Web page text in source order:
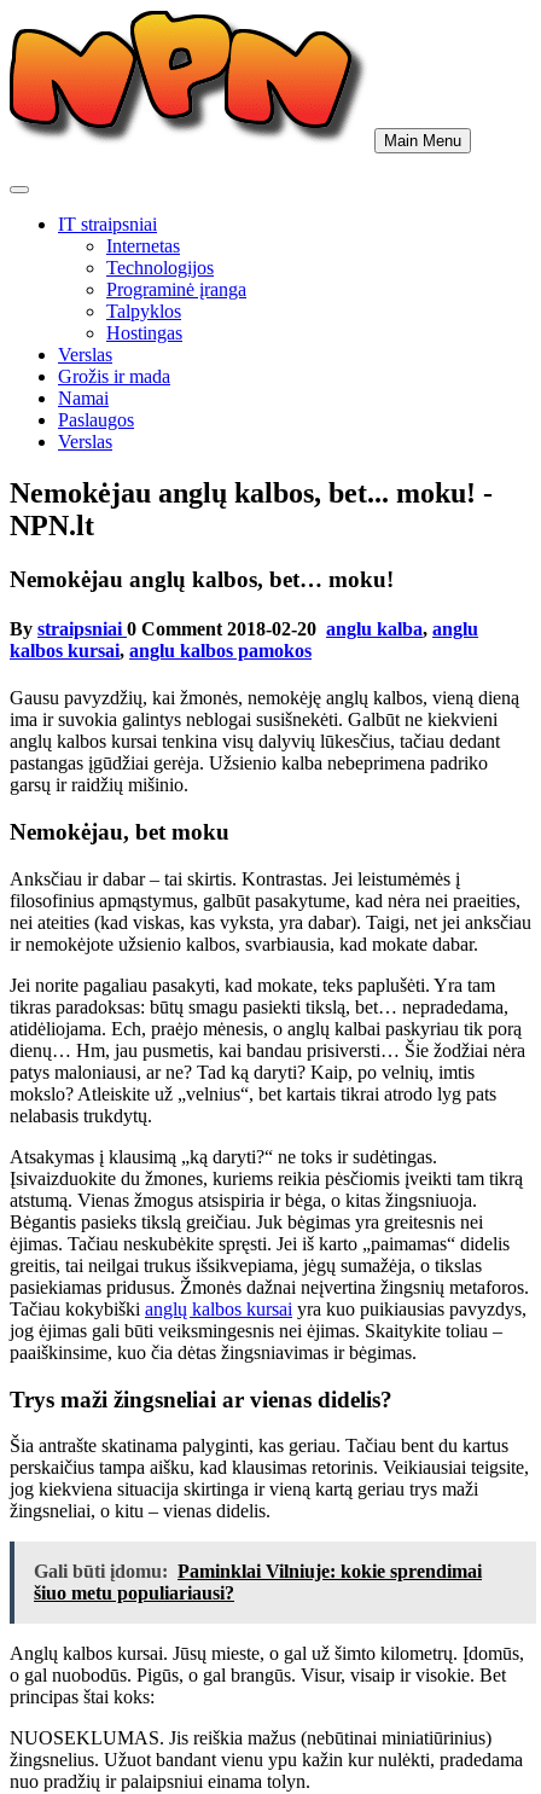
to
content
Main Menu
IT straipsniai
Internetas
Technologijos
Programinė įranga
Talpyklos
Hostingas
Verslas
Grožis ir mada
Namai
Paslaugos
Verslas
Nemokėjau anglų kalbos, bet... moku! -
NPN.lt
Nemokėjau anglų kalbos, bet… moku!
By straipsniai 0 Comment 2018-02-20 anglu kalba, anglu
kalbos kursai, anglu kalbos pamokos
Gausu pavyzdžių, kai žmonės, nemokėję anglų kalbos, vieną dieną
ima ir suvokia galintys neblogai susišnekėti. Galbūt ne kiekvieni
anglų kalbos kursai tenkina visų dalyvių lūkesčius, tačiau dedant
pastangas įgūdžiai gerėja. Užsienio kalba nebeprimena padriko
garsų ir raidžių mišinio.
Nemokėjau, bet moku
Anksčiau ir dabar – tai skirtis. Kontrastas. Jei leistumėmės į
filosofinius apmąstymus, galbūt pasakytume, kad nėra nei praeities,
nei ateities (kad viskas, kas vyksta, yra dabar). Taigi, net jei anksčiau
ir nemokėjote užsienio kalbos, svarbiausia, kad mokate dabar.
Jei norite pagaliau pasakyti, kad mokate, teks paplušėti. Yra tam
tikras paradoksas: būtų smagu pasiekti tikslą, bet… nepradedama,
atidėliojama. Ech, praėjo mėnesis, o anglų kalbai paskyriau tik porą
dienų… Hm, jau pusmetis, kai bandau prisiversti… Šie žodžiai nėra
patys maloniausi, ar ne? Tad ką daryti? Kaip, po velnių, imtis
mokslo? Atleiskite už „velnius“, bet kartais tikrai atrodo lyg pats
nelabasis trukdytų.
Atsakymas į klausimą „ką daryti?“ ne toks ir sudėtingas.
Įsivaizduokite du žmones, kuriems reikia pėsčiomis įveikti tam tikrą
atstumą. Vienas žmogus atsispiria ir bėga, o kitas žingsniuoja.
Bėgantis pasieks tikslą greičiau. Juk bėgimas yra greitesnis nei
ėjimas. Tačiau neskubėkite spręsti. Jei iš karto „paimamas“ didelis
greitis, tai neilgai trukus išsikvepiama, jėgų sumažėja, o tikslas
pasiekiamas pridusus. Žmonės dažnai neįvertina žingsnių metaforos.
Tačiau kokybiški anglų kalbos kursai yra kuo puikiausias pavyzdys,
jog ėjimas gali būti veiksmingesnis nei ėjimas. Skaitykite toliau –
paaiškinsime, kuo čia dėtas žingsniavimas ir bėgimas.
Trys maži žingsneliai ar vienas didelis?
Šia antrašte skatinama palyginti, kas geriau. Tačiau bent du kartus
perskaičius tampa aišku, kad klausimas retorinis. Veikiausiai teigsite,
jog kiekviena situacija skirtinga ir vieną kartą geriau trys maži
žingsneliai, o kitu – vienas didelis.
Gali būti įdomu: Paminklai Vilniuje: kokie sprendimai
šiuo metu populiariausi?
Anglų kalbos kursai. Jūsų mieste, o gal už šimto kilometrų. Įdomūs,
o gal nuobodūs. Pigūs, o gal brangūs. Visur, visaip ir visokie. Bet
principas štai koks:
NUOSEKLUMAS. Jis reiškia mažus (nebūtinai miniatiūrinius)
žingsnelius. Užuot bandant vienu ypu kažin kur nulėkti, pradedama
nuo pradžių ir palaipsniui einama tolyn.